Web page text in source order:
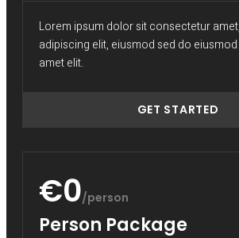
Lorem ipsum dolor sit consectetur
adipiscing elit, eiusmod sed do
amet elit.
GET STARTED
€0/person
Person Package